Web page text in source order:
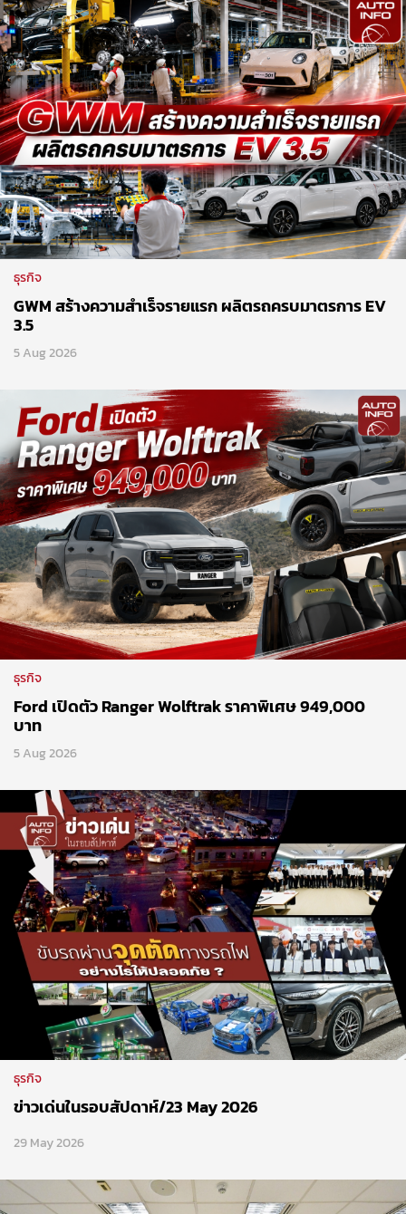
ธุรกิจ
GWM สร้างความสำเร็จรายแรก ผลิตรถครบมาตรการ EV
3.5
5 Aug 2026
ธุรกิจ
Ford เปิดตัว Ranger Wolftrak ราคาพิเศษ 949,000
บาท
5 Aug 2026
ธุรกิจ
ข่าวเด่นในรอบสัปดาห์/23 May 2026
29 May 2026